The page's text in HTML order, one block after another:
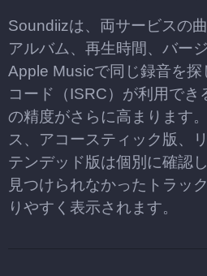
Soundiizは、両サービスの
アルバム、再生時間、バー
Apple Musicで同じ録音を探
コード（ISRC）が利用でき
の精度がさらに高まります
ス、アコースティック版、
テンデッド版は個別に確認
見つけられなかったトラッ
りやすく表示されます。